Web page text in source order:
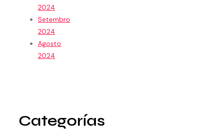
2024
Setembro
2024
Agosto
2024
Categorías